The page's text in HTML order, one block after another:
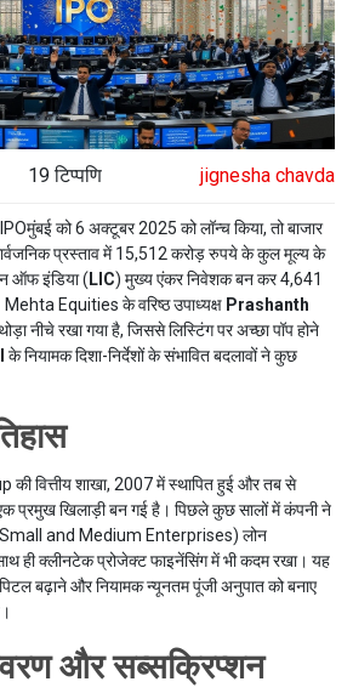
19 टिप्पणि jignesha chavda
IPOमुंबईको 6 अक्टूबर 2025 को लॉन्च किया, तो बाजार
प्रस्ताव में 15,512 करोड़ रुपये के कुल मूल्य के
ऑफ इंडिया ( LIC) मुख्य एंकर निवेशक बन कर 4,641
Mehta Equities के वरिष्ठ उपाध्यक्ष Prashanth
नीचे रखा गया है, जिससे लिस्टिंग पर अच्छा पॉप होने
के नियामक दिशा-निर्देशों के संभावित बदलावों ने कुछ
वित्तीय शाखा, 2007 में स्थापित हुई और तब से
प्रमुख खिलाड़ी बन गई है। पिछले कुछ सालों में कंपनी ने
and Medium Enterprises) लोन
साथ ही क्लीनटेक प्रोजेक्ट फाइनेंसिंग में भी कदम रखा। यह
बढ़ाने और नियामक न्यूनतम पूंजी अनुपात को बनाए
और सब्सक्रिप्शन